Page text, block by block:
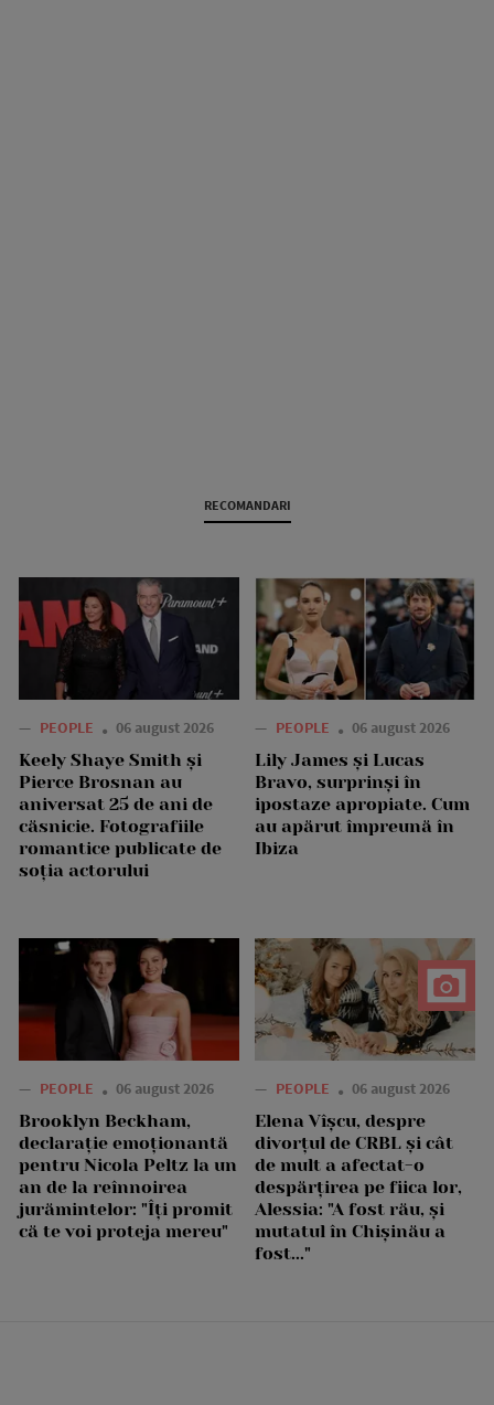
RECOMANDARI
— PEOPLE 06 august 2026
Keely Shaye Smith și
Pierce Brosnan au
aniversat 25 de ani de
căsnicie. Fotografiile
romantice publicate de
soția actorului
— PEOPLE 06 august 2026
Lily James și Lucas
Bravo, surprinși în
ipostaze apropiate. Cum
au apărut împreună în
Ibiza
— PEOPLE 06 august 2026
Brooklyn Beckham,
declarație emoționantă
pentru Nicola Peltz la un
an de la reînnoirea
jurămintelor: "Îți promit
că te voi proteja mereu"
— PEOPLE 06 august 2026
Elena Vîșcu, despre
divorțul de CRBL și cât
de mult a afectat-o
despărțirea pe fiica lor,
Alessia: "A fost rău, și
mutatul în Chișinău a
fost..."